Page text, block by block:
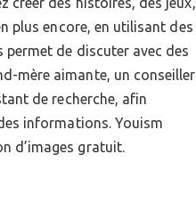
plus encore, en utilisant des
permet de discuter avec des
mère aimante, un conseiller
de recherche, afin
informations. Youism
d’images gratuit.